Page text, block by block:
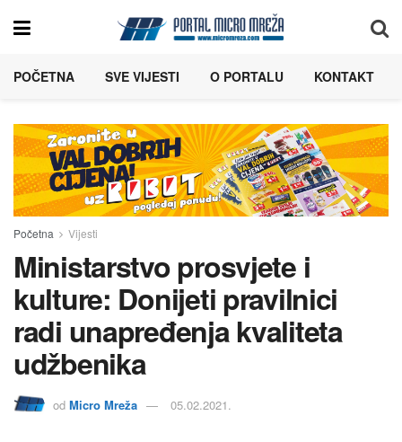
POČETNA SVE VIJESTI O PORTALU KONTAKT
Početna Vijesti
Ministarstvo prosvjete i
kulture: Donijeti pravilnici
radi unapređenja kvaliteta
udžbenika
od Micro Mreža 05.02.2021.